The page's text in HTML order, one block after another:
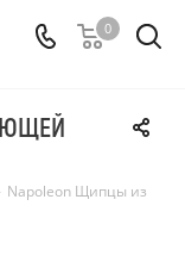
0
Napoleon Щипцы из